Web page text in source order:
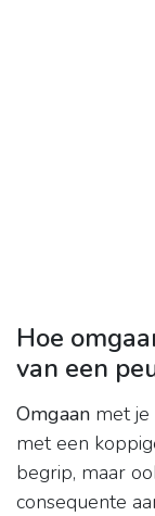
Hoe
van een
Omgaan met je
met een
begrip, maar
consequente